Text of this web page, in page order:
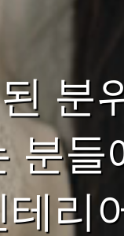
분
분
리